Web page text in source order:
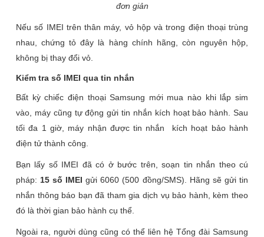
đơn giản
Nếu số IMEI trên thân máy, vỏ hộp và trong điện thoại trùng
nhau, chứng tỏ đây là hàng chính hãng, còn nguyên hộp,
không bị thay đổi vỏ.
Kiểm tra số IMEI qua tin nhắn
Bất kỳ chiếc điện thoại Samsung mới mua nào khi lắp sim
vào, máy cũng tự động gửi tin nhắn kích hoạt bảo hành. Sau
tối đa 1 giờ, máy nhận được tin nhắn kích hoạt bảo hành
điện tử thành công.
Bạn lấy số IMEI đã có ở bước trên, soạn tin nhắn theo cú
pháp: 15 số IMEI gửi 6060 (500 đồng/SMS). Hãng sẽ gửi tin
nhắn thông báo bạn đã tham gia dịch vụ bảo hành, kèm theo
đó là thời gian bảo hành cụ thể.
Ngoài ra, người dùng cũng có thể liên hệ Tổng đài Samsung